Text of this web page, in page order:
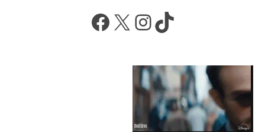
Facebook
X Instagram
TikTok